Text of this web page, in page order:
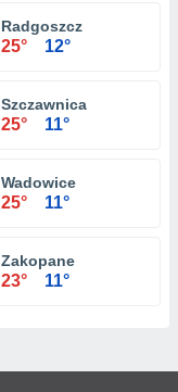
Radgoszcz
25° 12°
Szczawnica
25° 11°
Wadowice
25° 11°
Zakopane
23° 11°